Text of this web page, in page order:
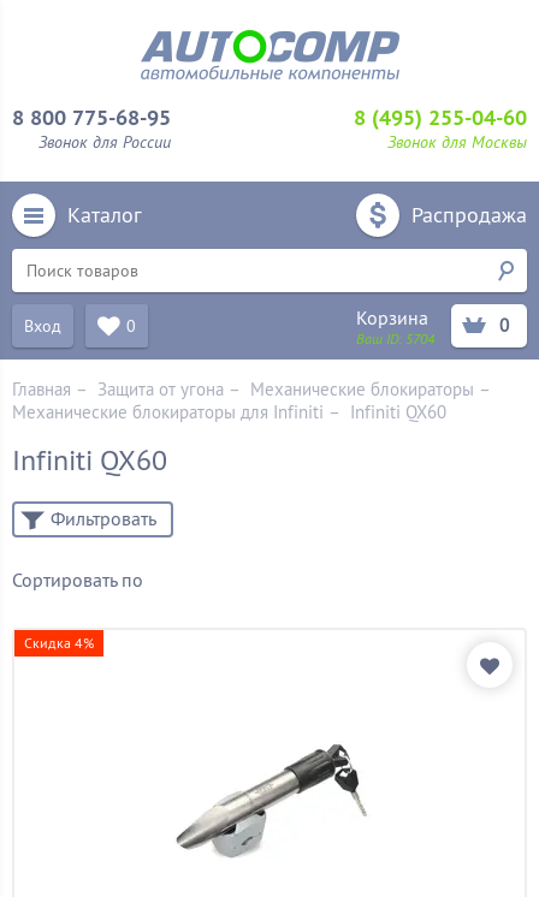
8 800 775-68-95
Звонок для России
8 (495) 255-04-60
Звонок для Москвы
Каталог Распродажа
Вход 0 Корзина
Ваш ID: 5704
0
Главная – Защита от угона – Механические блoкираторы –
Механические блокираторы для Infiniti – Infiniti QX60
Infiniti QX60
Сортировать по
Скидка 4%
Бренд
Фильтровать